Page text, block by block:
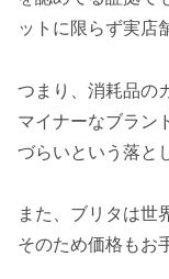
ットに限らず実店
つまり、消耗品の
マイナーなブラン
づらいという落と
また、ブリタは世
そのため価格もお